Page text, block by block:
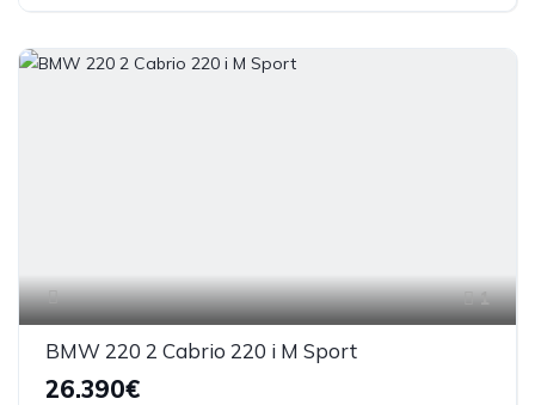
1
BMW 220 2 Cabrio 220 i M Sport
26.390€